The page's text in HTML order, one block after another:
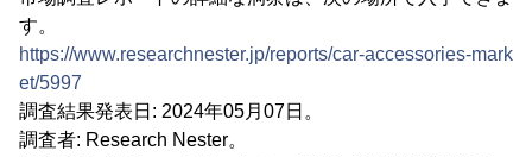
す。
https://www.researchnester.jp/reports/car-accessories-mark
et/5997
調査結果発表日: 2024年05月07日。
調査者: Research Nester。